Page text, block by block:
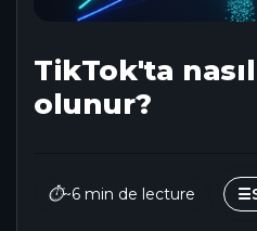
TikTok'ta
olunur?
⏱~6 min de lecture ☰